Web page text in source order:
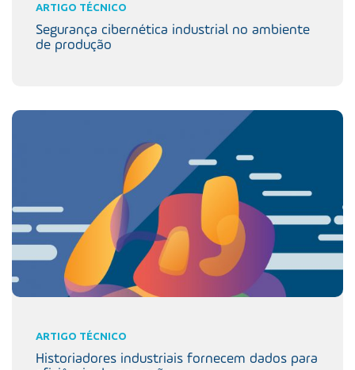
ARTIGO TÉCNICO
Segurança cibernética industrial no ambiente
de produção
ARTIGO TÉCNICO
Historiadores industriais fornecem dados para